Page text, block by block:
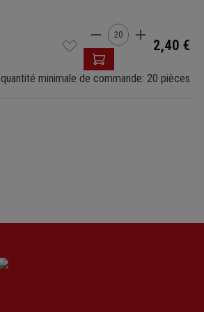
Quantité de
2,40 €
quantité minimale de commande: 20 pièces